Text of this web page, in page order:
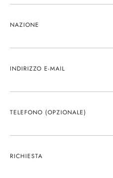
NAZIONE
INDIRIZZO E-MAIL
TELEFONO (OPZIONALE)
RICHIESTA